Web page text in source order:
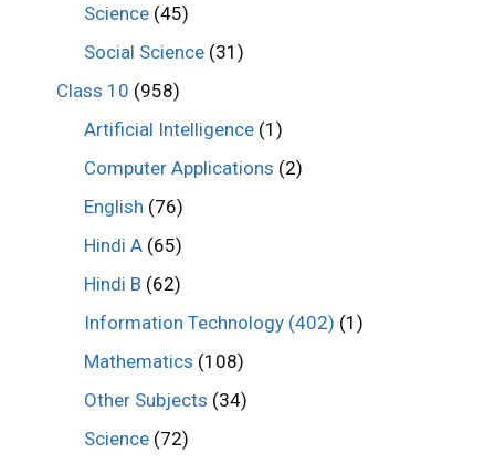
Science (45)
Social Science (31)
Class 10 (958)
Artificial Intelligence (1)
Computer Applications (2)
English (76)
Hindi A (65)
Hindi B (62)
Information Technology (402) (1)
Mathematics (108)
Other Subjects (34)
Science (72)